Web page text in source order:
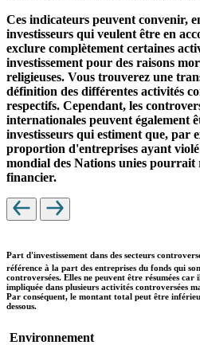
Ces indicateurs peuvent convenir,
investisseurs qui veulent être en
exclure complètement certaines
investissement pour des raisons
religieuses. Vous trouverez une
définition des différentes activités
respectifs. Cependant, les
internationales peuvent également
investisseurs qui estiment que, par
proportion d'entreprises ayant
mondial des Nations unies pourrait
financier.
Part d'investissement dans des secteurs
référence à la part des entreprises du fonds qui
controversées. Elles ne peuvent être résumées
impliquée dans plusieurs activités controversées
Par conséquent, le montant total peut être
dessous.
Environnement